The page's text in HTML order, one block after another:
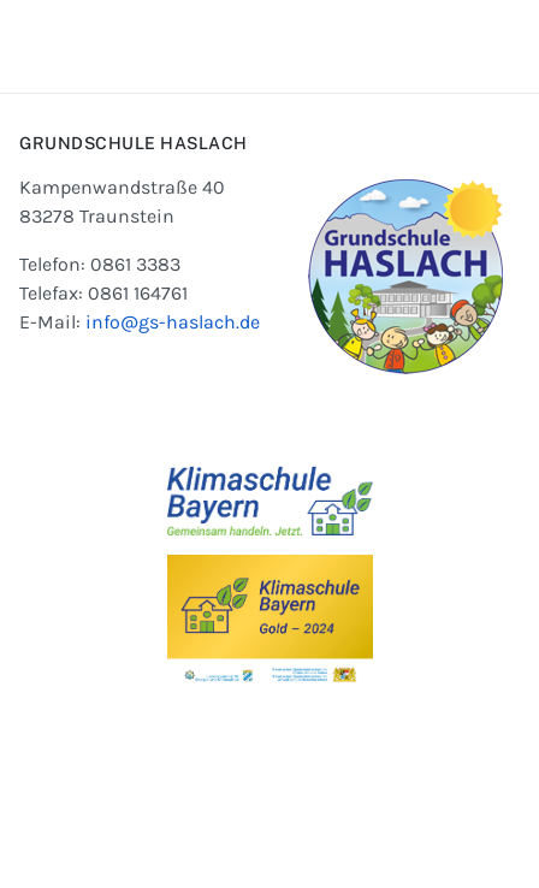
GRUNDSCHULE HASLACH
Kampenwandstraße 40
83278 Traunstein
Telefon: 0861 3383
Telefax: 0861 164761
E-Mail: info@gs-haslach.de